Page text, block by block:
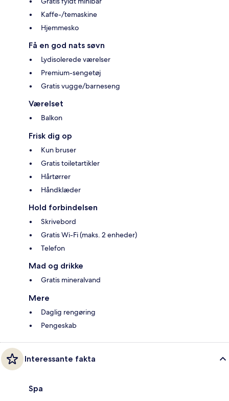
Kaffe-/temaskine
Hjemmesko
Få en god nats søvn
Lydisolerede værelser
Premium-sengetøj
Gratis vugge/barneseng
Værelset
Balkon
Frisk dig op
Kun bruser
Gratis toiletartikler
Hårtørrer
Håndklæder
Hold forbindelsen
Skrivebord
Gratis Wi-Fi (maks. 2 enheder)
Telefon
Mad og drikke
Gratis mineralvand
Mere
Daglig rengøring
Pengeskab
Interessante fakta
Spa